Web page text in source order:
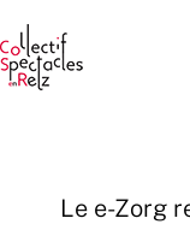
au
contenu
Le e-Zorg